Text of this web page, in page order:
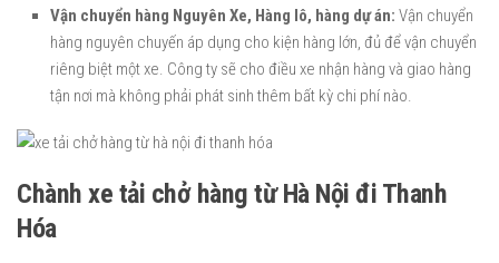
Vận chuyển hàng Nguyên Xe, Hàng lô, hàng dự án: Vận chuyển
hàng nguyên chuyến áp dụng cho kiện hàng lớn, đủ để vận chuyển
riêng biệt một xe. Công ty sẽ cho điều xe nhận hàng và giao hàng
tận nơi mà không phải phát sinh thêm bất kỳ chi phí nào.
Chành xe tải chở hàng từ Hà Nội đi Thanh
Hóa